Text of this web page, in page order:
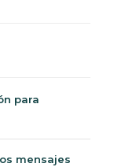
para
mensajes